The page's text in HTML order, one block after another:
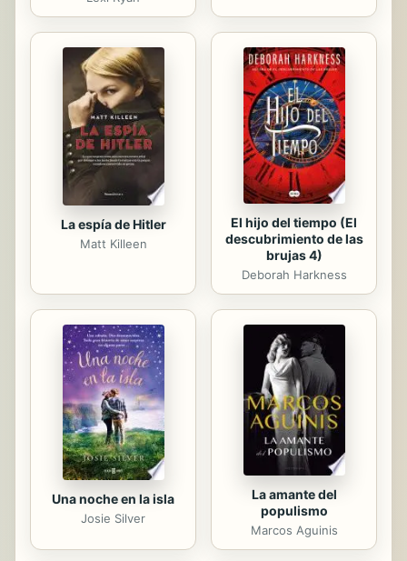
La espía de Hitler
Matt Killeen
El hijo del tiempo (El
descubrimiento de las
brujas 4)
Deborah Harkness
Una noche en la isla
Josie Silver
La amante del
populismo
Marcos Aguinis